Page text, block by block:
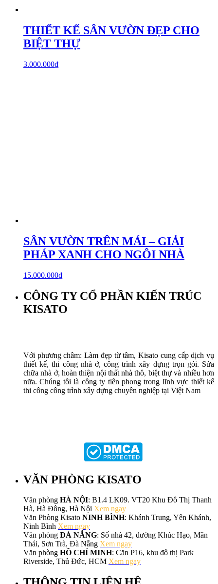
THIẾT KẾ SÂN VƯỜN ĐẸP CHO
BIỆT THỰ
3.000.000₫
SÂN VƯỜN TRÊN MÁI – GIẢI
PHÁP XANH CHO NGÔI NHÀ
15.000.000₫
CÔNG TY CỔ PHẦN KIẾN TRÚC
KISATO
Với phương châm: Làm đẹp từ tâm, Kisato cung cấp dịch vụ
thiết kế, thi công nhà ở, công trình xây dựng trọn gói. Sửa
chữa nhà ở, hoàn thiện nội thất nhà thô, biệt thự và nhiều hơn
nữa. Chúng tôi là công ty tiên phong trong lĩnh vực thiết kế
thi công công trình xây dựng chuyên nghiệp tại Việt Nam
VĂN PHÒNG KISATO
Văn phòng HÀ NỘI: B1.4 LK09. VT20 Khu Đô Thị Thanh
Hà, Hà Đông, Hà Nội Xem ngay
Văn Phòng Kisato NINH BÌNH: Khánh Trung, Yên Khánh,
Ninh Bình Xem ngay
Văn phòng ĐÀ NẴNG: Số nhà 42, đường Khúc Hạo, Mân
Thái, Sơn Trà, Đà Nẵng Xem ngay
Văn phòng HỒ CHÍ MINH: Căn P16, khu đô thị Park
Riverside, Thủ Đức, HCM Xem ngay